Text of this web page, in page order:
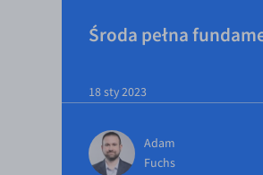
Środa pełna
18 sty 2023
Adam
Fuchs